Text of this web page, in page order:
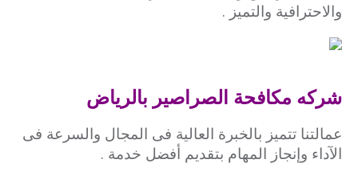
والاحترافية والتميز .
شركه مكافحة الصراصير بالرياض
عمالتنا تتميز بالخبرة العالية فى المجال والسرعة فى
الآداء وإنجاز المهام بتقديم أفضل خدمة .